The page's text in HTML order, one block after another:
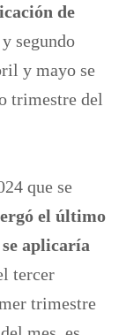
de
segundo
y mayo se
trimestre del
que se
el último
aplicaría
tercer
trimestre